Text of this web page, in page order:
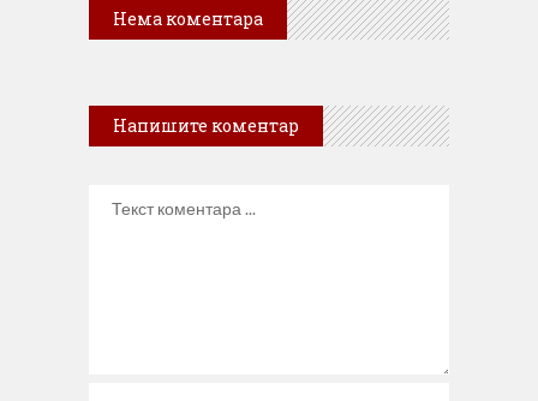
Нема коментара
Напишите коментар